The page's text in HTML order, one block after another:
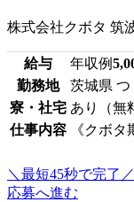
株式会社クボタ 筑
給与 年収例
勤務地
茨城県
寮・社宅 あり（無
仕事内容
《クボ
＼最短45秒で完了／
応募へ進む